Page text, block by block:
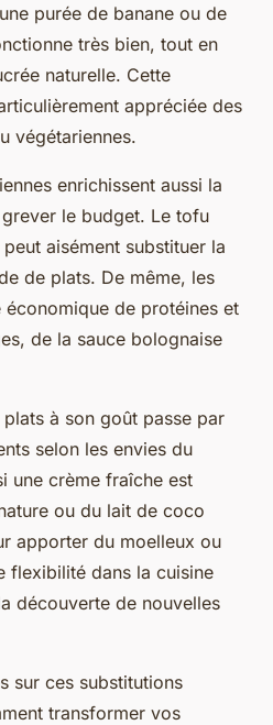
purée de banane ou de
très bien, tout en
naturelle. Cette
appréciée des
végétariennes.
enrichissent aussi la
le budget. Le tofu
aisément substituer la
de plats. De même, les
économique de protéines et
de la sauce bolognaise
à son goût passe par
selon les envies du
une crème fraîche est
ou du lait de coco
apporter du moelleux ou
flexibilité dans la cuisine
découverte de nouvelles
sur ces substitutions
transformer vos